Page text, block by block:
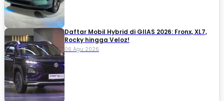
Daftar Mobil Hybrid di GIIAS 2026: Fronx, XL7,
Rocky hingga Veloz!
06 Agu 2026